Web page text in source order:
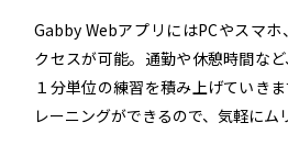
Gabby WebアプリにはPCやスマ
クセスが可能。通勤や休憩時間な
１分単位の練習を積み上げていき
レーニングができるので、気軽にム